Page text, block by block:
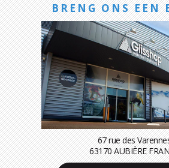
BRENG ONS EEN
67 rue des
63170 AUBIÈRE